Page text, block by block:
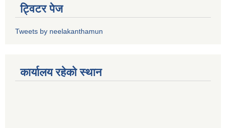
ट्विटर पेज
Tweets by neelakanthamun
कार्यालय रहेको स्थान